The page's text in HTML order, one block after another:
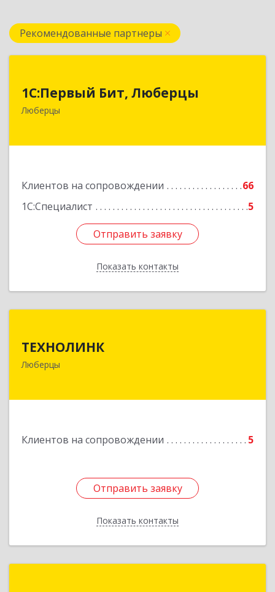
Рекомендованные партнеры
1С:Первый Бит, Люберцы
Люберцы
Клиентов на сопровождении
66
1С:Специалист
5
Отправить заявку
Показать контакты
140009, Московская обл, Люберецкий р-н,
Люберцы г, Митрофанова ул, дом № 20А, оф.15
Подробнее
Отправить заявку
Назад
ТЕХНОЛИНК
Люберцы
Клиентов на сопровождении 5
Отправить заявку
Показать контакты
Отправить заявку
Назад